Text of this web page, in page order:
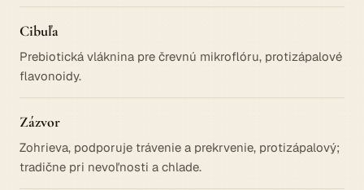
Cibuľa
Prebiotická vláknina pre črevnú mikroflóru, protizápalové
flavonoidy.
Zázvor
Zohrieva, podporuje trávenie a prekrvenie, protizápalový;
tradične pri nevoľnosti a chlade.